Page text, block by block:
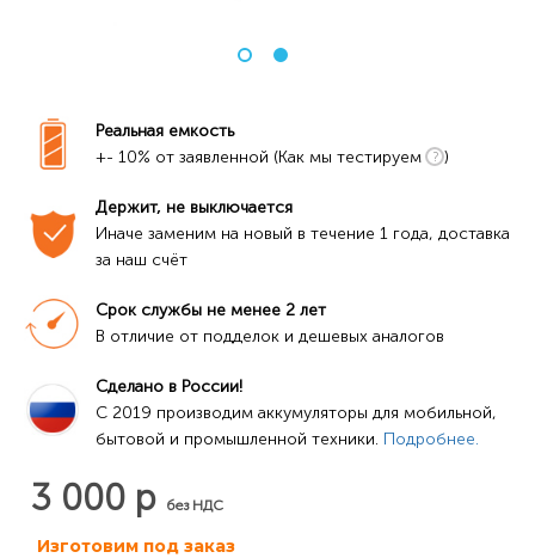
Реальная емкость
+- 10% от заявленной (Как мы тестируем
)
Держит, не выключается
Иначе заменим на новый в течение 1 года, доставка
за наш счёт
Срок службы не менее 2 лет
В отличие от подделок и дешевых аналогов
Сделано в России!
C 2019 производим аккумуляторы для мобильной,
бытовой и промышленной техники. Подробнее.
3 000 р без НДС
Изготовим под заказ